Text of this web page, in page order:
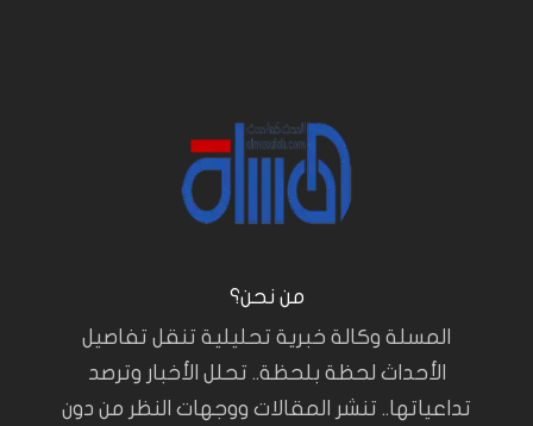
من نحن؟
المسلة وكالة خبرية تحليلية تنقل تفاصيل
الأحداث لحظة بلحظة.. تحلل الأخبار وترصد
تداعياتها.. تنشر المقالات ووجهات النظر من دون